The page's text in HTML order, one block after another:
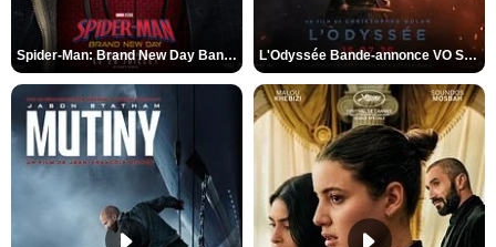
Spider-Man: Brand New Day Bande-annonce VO STFR L'Odyssée Bande-annonce VO STFR